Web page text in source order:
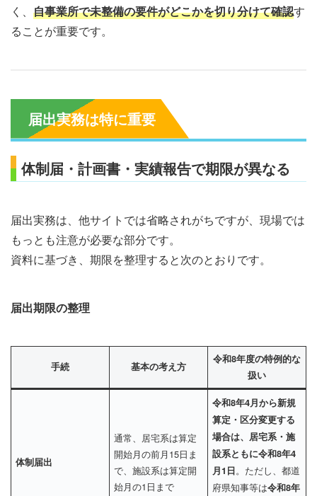
く、 自事業所で未整備の要件がどこかを切り分けて確認す
ることが重要です。
届出実務は特に重要
体制届・計画書・実績報告で期限が異なる
届出実務は、他サイトでは省略されがちですが、現場では
もっとも注意が必要な部分です。
資料に基づき、期限を整理すると次のとおりです。
届出期限の整理
手続 基本の考え方
令和8年度の特例的な
扱い
体制届出
通常、居宅系は算定
開始月の前月15日ま
で、施設系は算定開
始月の1日まで
令和8年4月から新規
算定・区分変更する
場合は、居宅系・施
設系ともに令和8年4
月1日。ただし、都道
府県知事等は令和8年